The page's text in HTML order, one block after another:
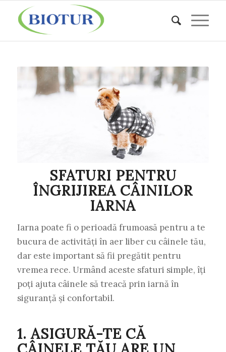
SFATURI PENTRU
ÎNGRIJIREA CÂINILOR
IARNA
Iarna poate fi o perioadă frumoasă pentru a te
bucura de activități în aer liber cu câinele tău,
dar este important să fii pregătit pentru
vremea rece. Urmând aceste sfaturi simple, îți
poți ajuta câinele să treacă prin iarnă în
siguranță și confortabil.
1. ASIGURĂ-TE CĂ